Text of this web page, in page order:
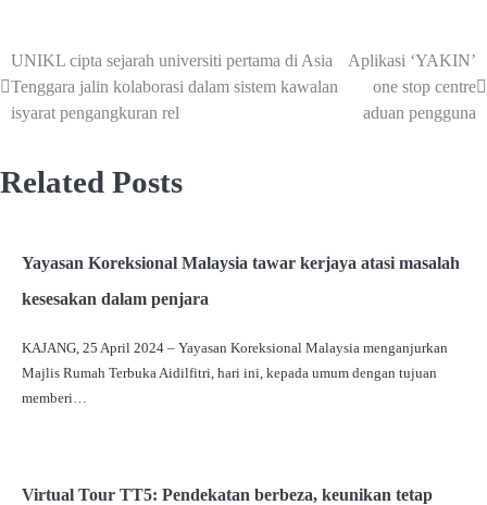
UNIKL cipta sejarah universiti pertama di Asia
Tenggara jalin kolaborasi dalam sistem kawalan
isyarat pengangkuran rel
Aplikasi ‘YAKIN’
one stop centre
aduan pengguna
Related Posts
Yayasan Koreksional Malaysia tawar kerjaya atasi masalah
kesesakan dalam penjara
KAJANG, 25 April 2024 – Yayasan Koreksional Malaysia menganjurkan
Majlis Rumah Terbuka Aidilfitri, hari ini, kepada umum dengan tujuan
memberi…
Virtual Tour TT5: Pendekatan berbeza, keunikan tetap